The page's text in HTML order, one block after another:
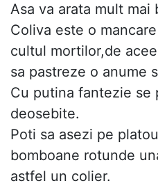
Asa va arata mult mai
Coliva este o
cultul mortilor,de
sa pastreze o anume
Cu putina fantezie
deosebite.
Poti sa asezi pe
bomboane rotunde
astfel un colier.